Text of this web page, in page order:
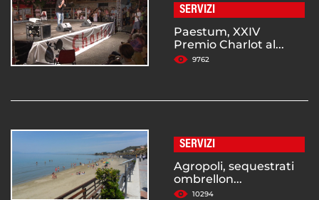
SERVIZI
Paestum, XXIV
Premio Charlot al...
9762
SERVIZI
Agropoli, sequestrati
ombrellon...
10294